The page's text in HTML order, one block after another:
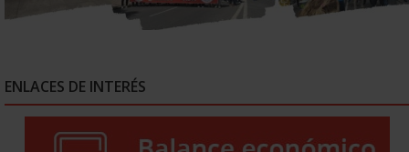
ENLACES DE INTERÉS